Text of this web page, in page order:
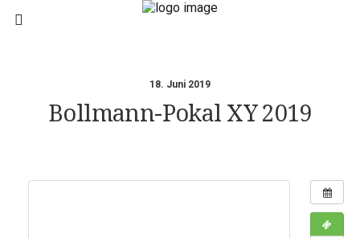
18. Juni 2019
Bollmann-Pokal XY 2019